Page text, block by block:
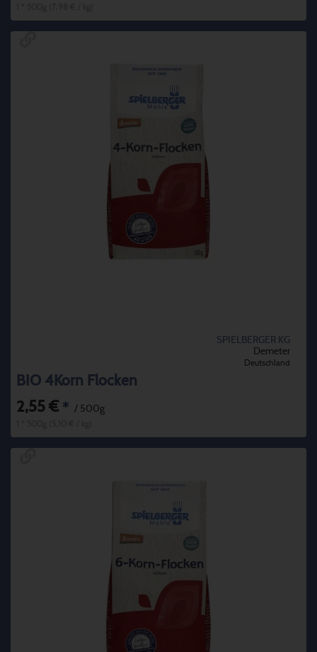
SPIELBERGER KG
Demeter
Deutschland
BIO 4Korn Flocken
2,55 € * / 500g